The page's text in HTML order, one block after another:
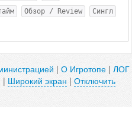
Обзор / Review
Сингл
| О Игротопе | ЛОГ
| Широкий экран | Отключить